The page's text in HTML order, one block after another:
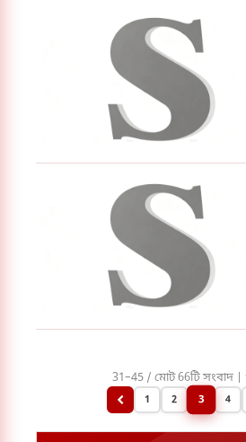
31–45 / মোট 66টি সংবাদ |
1 2 3 4